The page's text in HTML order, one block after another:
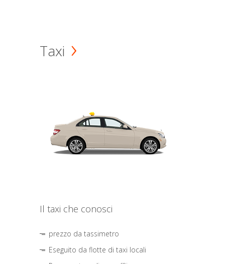
Taxi
Il taxi che conosci
prezzo da tassimetro
Eseguito da flotte di taxi locali